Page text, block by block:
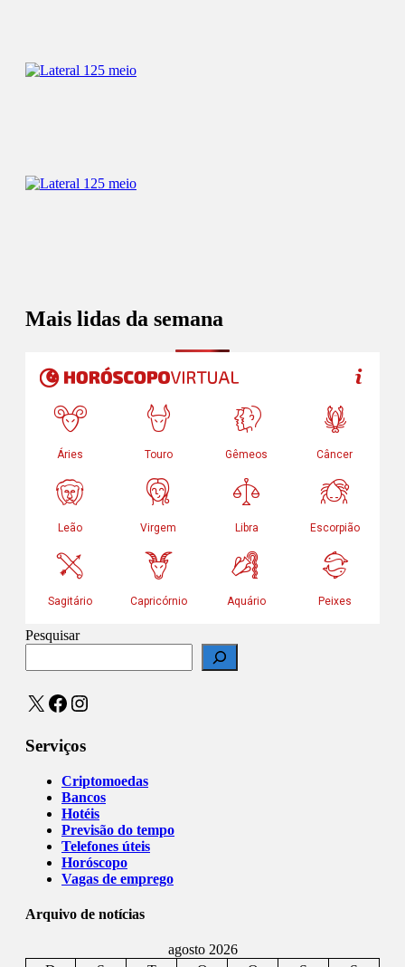
Mais lidas da semana
Pesquisar
X Facebook
Instagram
Serviços
Criptomoedas
Bancos
Hotéis
Previsão do tempo
Telefones úteis
Horóscopo
Vagas de emprego
Arquivo de notícias
agosto 2026